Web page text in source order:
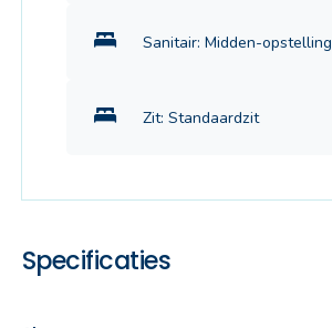
Sanitair: Midden-opstelling
Zit: Standaardzit
Specificaties